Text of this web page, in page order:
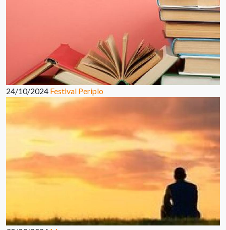
24/10/2024 Festival Periplo